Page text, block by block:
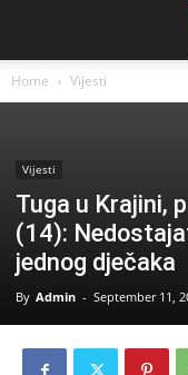
Home Vijesti
Vijesti
Tuga u Krajini,
(14):
jednog dječaka
By Admin - September 11,